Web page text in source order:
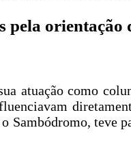
pela
atuação como
Sambódromo, teve